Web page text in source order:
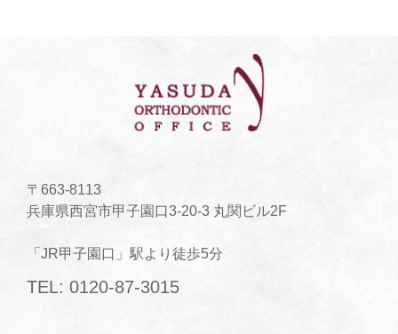
〒663-8113
兵庫県西宮市甲子園口3-20-3 丸関ビル2F
「JR甲子園口」駅より徒歩5分
TEL: 0120-87-3015